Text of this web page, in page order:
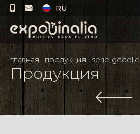
RU
главная . продукция . serie godello
Продукция